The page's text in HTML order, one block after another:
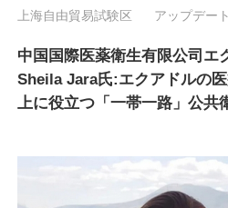
上海自由貿易試験区 アップデー
中国国際医薬衛生有限公司エ
Sheila Jara氏:エクアドルの
上に役立つ「一帯一路」公共